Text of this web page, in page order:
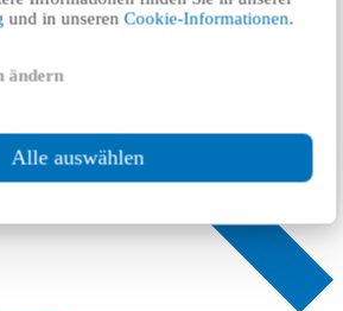
und in unserenCookie-Informationen.
ändern
Alle auswählen